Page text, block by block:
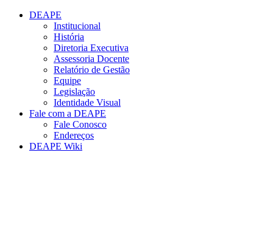
Conteúdo principal
DEAPE
Institucional
História
Diretoria Executiva
Assessoria Docente
Relatório de Gestão
Equipe
Legislação
Identidade Visual
Fale com a DEAPE
Fale Conosco
Endereços
DEAPE Wiki